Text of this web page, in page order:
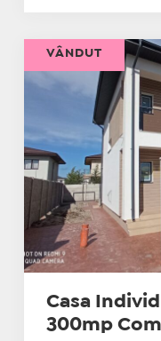
Casa
300mp
VÂNDUT